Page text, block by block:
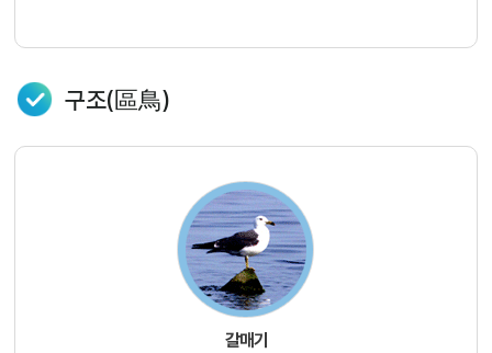
구조(區鳥)
갈매기